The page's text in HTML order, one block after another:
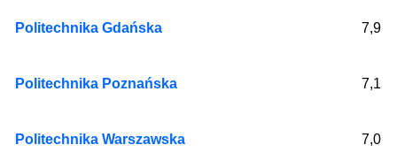
Politechnika Gdańska 7,9
Politechnika Poznańska 7,1
Politechnika Warszawska 7,0